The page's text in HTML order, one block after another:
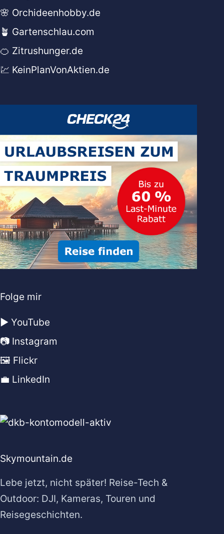
🌸 Orchideenhobby.de
🪴 Gartenschlau.com
🍊 Zitrushunger.de
💹 KeinPlanVonAktien.de
Folge mir
▶️ YouTube
📷 Instagram
🖼️ Flickr
💼 LinkedIn
Skymountain.de
Lebe jetzt, nicht später! Reise-Tech &
Outdoor: DJI, Kameras, Touren und
Reisegeschichten.